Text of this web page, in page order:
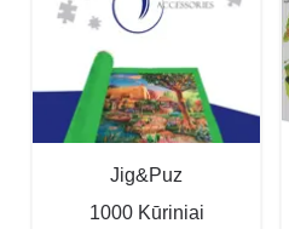
Jig&Puz
1000 Kūriniai